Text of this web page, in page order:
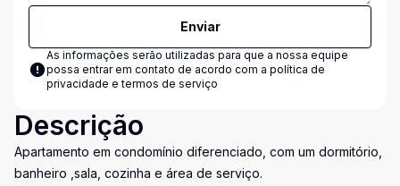
Enviar
As informações serão utilizadas para que a nossa equipe
possa entrar em contato de acordo com a política de
privacidade e termos de serviço
Descrição
Apartamento em condomínio diferenciado, com um dormitório,
banheiro ,sala, cozinha e área de serviço.